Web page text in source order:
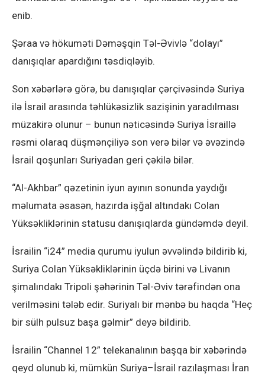
enib.
Şəraa və hökuməti Dəməşqin Təl-Əvivlə “dolayı”
danışıqlar apardığını təsdiqləyib.
Son xəbərlərə görə, bu danışıqlar çərçivəsində Suriya
ilə İsrail arasında təhlükəsizlik sazişinin yaradılması
müzakirə olunur – bunun nəticəsində Suriya İsraillə
rəsmi olaraq düşmənçiliyə son verə bilər və əvəzində
İsrail qoşunları Suriyadan geri çəkilə bilər.
“Al-Akhbar” qəzetinin iyun ayının sonunda yaydığı
məlumata əsasən, hazırda işğal altındakı Colan
Yüksəkliklərinin statusu danışıqlarda gündəmdə deyil.
İsrailin “i24” media qurumu iyulun əvvəlində bildirib ki,
Suriya Colan Yüksəkliklərinin üçdə birini və Livanın
şimalındakı Tripoli şəhərinin Təl-Əviv tərəfindən ona
verilməsini tələb edir. Suriyalı bir mənbə bu haqda “Heç
bir sülh pulsuz başa gəlmir” deyə bildirib.
İsrailin “Channel 12” telekanalının başqa bir xəbərində
qeyd olunub ki, mümkün Suriya–İsrail razılaşması İran